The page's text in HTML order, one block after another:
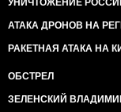
УНИЧТОЖЕНИЕ
АТАКА ДРОНОВ НА
РАКЕТНАЯ АТАКА НА
ОБСТРЕЛ
ЗЕЛЕНСКИЙ